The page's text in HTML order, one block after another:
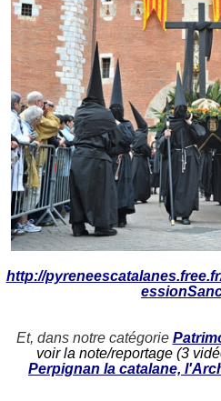
http://
Et, dans notre catégorie
voir la note/reportage (3
Perpignan la catalane,